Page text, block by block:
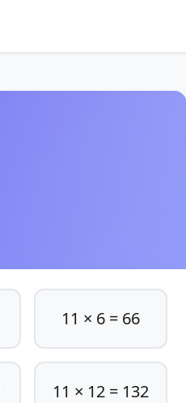
11 × 6 = 66
11 × 12 = 132